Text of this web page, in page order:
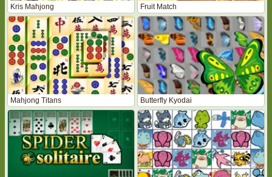
Kris Mahjong Fruit Match
Mahjong Titans Butterfly Kyodai